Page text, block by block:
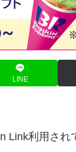
LINE
Link利用され